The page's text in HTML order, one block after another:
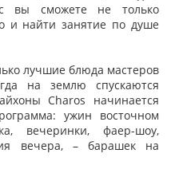
вы сможете не только
и найти занятие по душе
лучшие блюда мастеров
на землю спускаются
Charos начинается
ужин восточном
вечеринки, фаер-шоу,
вечера, – барашек на